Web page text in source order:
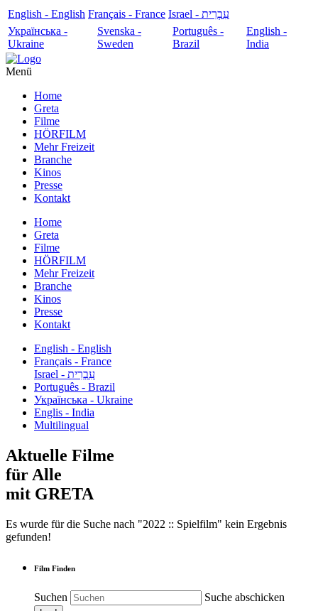
English - English Français - France
עִבְרִית - Israel
Українська -
Ukraine
Svenska -
Sweden
Português -
Brazil
English -
India
Menü
Home
Greta
Filme
HÖRFILM
Mehr Freizeit
Branche
Kinos
Presse
Kontakt
Home
Greta
Filme
HÖRFILM
Mehr Freizeit
Branche
Kinos
Presse
Kontakt
English - English
Français - France
עִבְרִית - Israel
Português - Brazil
Українська - Ukraine
Englis - India
Multilingual
Aktuelle Filme
für Alle
mit GRETA
Es wurde für die Suche nach "2022 :: Spielfilm" kein Ergebnis
gefunden!
Film Finden
Suchen Suche abschicken